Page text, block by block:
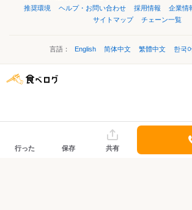
推奨環境
ヘルプ・お問い合わせ 採用情報 企業情
サイトマップ
チェーン一覧
言語： English 简体中文 繁體中文 한국
行った 保存 共有